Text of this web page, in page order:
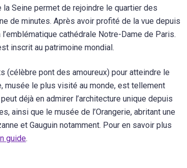
Seine permet de rejoindre le quartier des
de minutes. Après avoir profité de la vue depuis
cathédrale Notre-Dame de Paris.
inscrit au patrimoine mondial.
(célèbre pont des amoureux) pour atteindre le
musée le plus visité au monde, est tellement
déjà en admirer l’architecture unique depuis
ainsi que le musée de l’Orangerie, abritant une
et Gauguin notamment. Pour en savoir plus
guide.